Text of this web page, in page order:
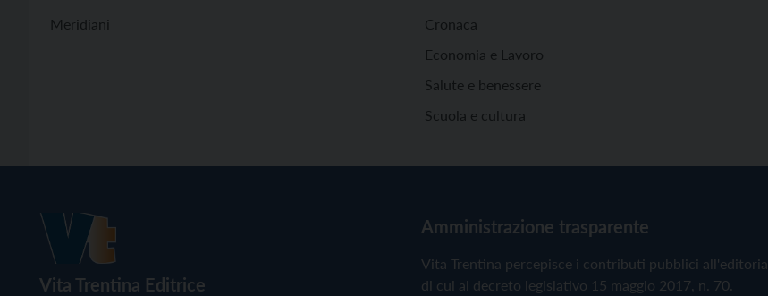
Meridiani
Cronaca
Economia e Lavoro
Salute e benessere
Scuola e cultura
Vita Trentina Editrice
Amministrazione trasparente
Vita Trentina percepisce i contributi pubblici all'editoria
di cui al decreto legislativo 15 maggio 2017, n. 70.